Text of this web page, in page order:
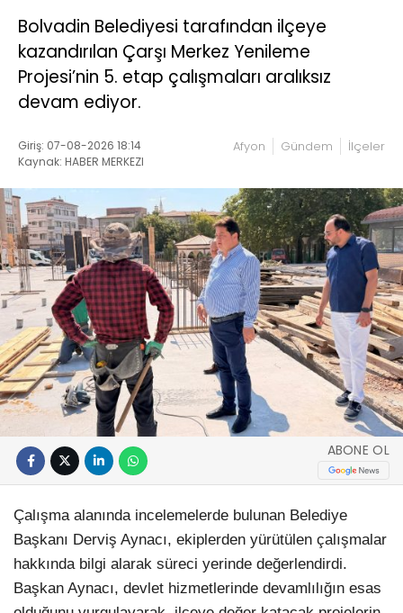
Bolvadin Belediyesi tarafından ilçeye
kazandırılan Çarşı Merkez Yenileme
Projesi’nin 5. etap çalışmaları aralıksız
devam ediyor.
Giriş: 07-08-2026 18:14
Kaynak: HABER MERKEZI
Afyon Gündem İlçeler
ABONE OL
Çalışma alanında incelemelerde bulunan Belediye
Başkanı Derviş Aynacı, ekiplerden yürütülen çalışmalar
hakkında bilgi alarak süreci yerinde değerlendirdi.
Başkan Aynacı, devlet hizmetlerinde devamlılığın esas